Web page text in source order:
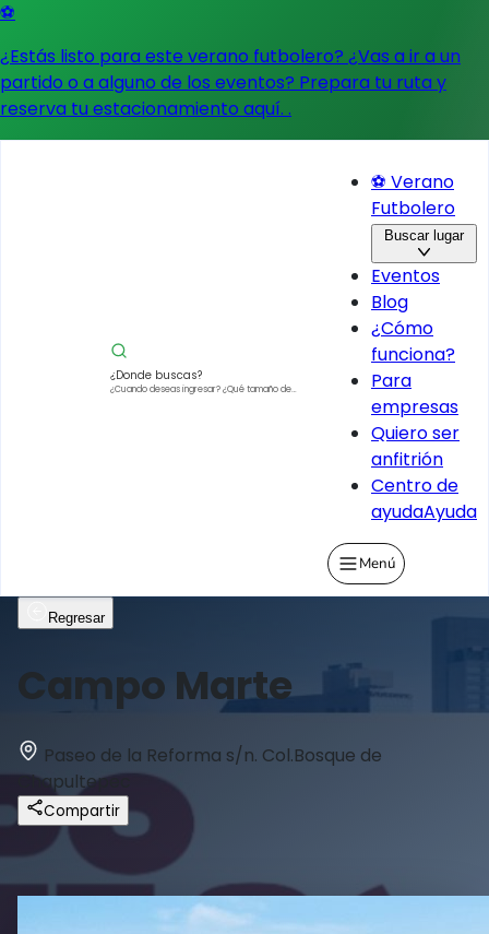
⚽
¿Estás listo para este verano futbolero? ¿Vas a ir a un
partido o a alguno de los eventos? Prepara tu ruta y
reserva tu estacionamiento aquí. .
¿Donde buscas?
¿Cuando deseas ingresar?¿Qué tamaño de
⚽ Verano
Futbolero
Buscar lugar
Eventos
Blog
¿Cómo
funciona?
Para
empresas
Quiero ser
anfitrión
Centro de
ayudaAyuda
Menú
Regresar
Campo Marte
Paseo de la Reforma s/n. Col.Bosque de
Chapultepec
Compartir